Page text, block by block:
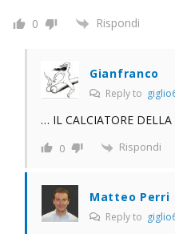
0 Rispondi
Gianfranco
Reply to
… IL CALCIATORE
0 Rispondi
Matteo Perri
Reply to